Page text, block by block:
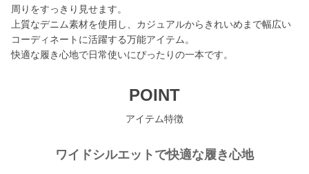
周りをすっきり見せます。
上質なデニム素材を使用し、カジュアルからきれいめまで幅広い
コーディネートに活躍する万能アイテム。
快適な履き心地で日常使いにぴったりの一本です。
POINT
アイテム特徴
ワイドシルエットで快適な履き心地